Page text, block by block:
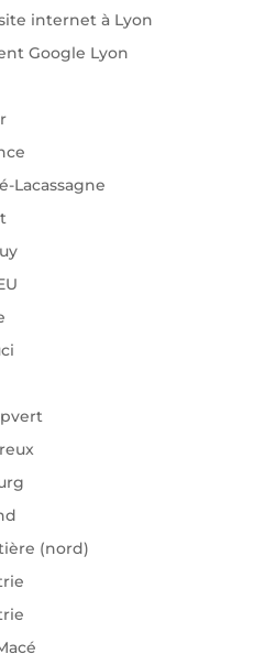
internet à Lyon
Google Lyon
Lacassagne
(nord)